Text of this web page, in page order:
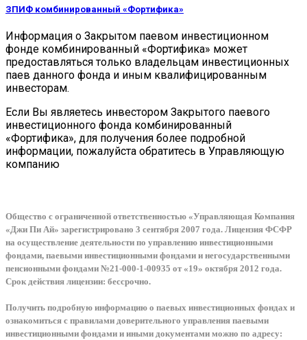
ЗПИФ комбинированный «Фортифика»
Информация о Закрытом паевом инвестиционном
фонде комбинированный «Фортифика» может
предоставляться только владельцам инвестиционных
паев данного фонда и иным квалифицированным
инвесторам.
Если Вы являетесь инвестором Закрытого паевого
инвестиционного фонда комбинированный
«Фортифика», для получения более подробной
информации, пожалуйста обратитесь в Управляющую
компанию
Общество с ограниченной ответственностью «Управляющая Компания
«Джи Пи Ай» зарегистрировано 3 сентября 2007 года. Лицензия ФСФР
на осуществление деятельности по управлению инвестиционными
фондами, паевыми инвестиционными фондами и негосударственными
пенсионными фондами №21-000-1-00935 от «19» октября 2012 года.
Срок действия лицензии: бессрочно.
Получить подробную информацию о паевых инвестиционных фондах и
ознакомиться с правилами доверительного управления паевыми
инвестиционными фондами и иными документами можно по адресу: